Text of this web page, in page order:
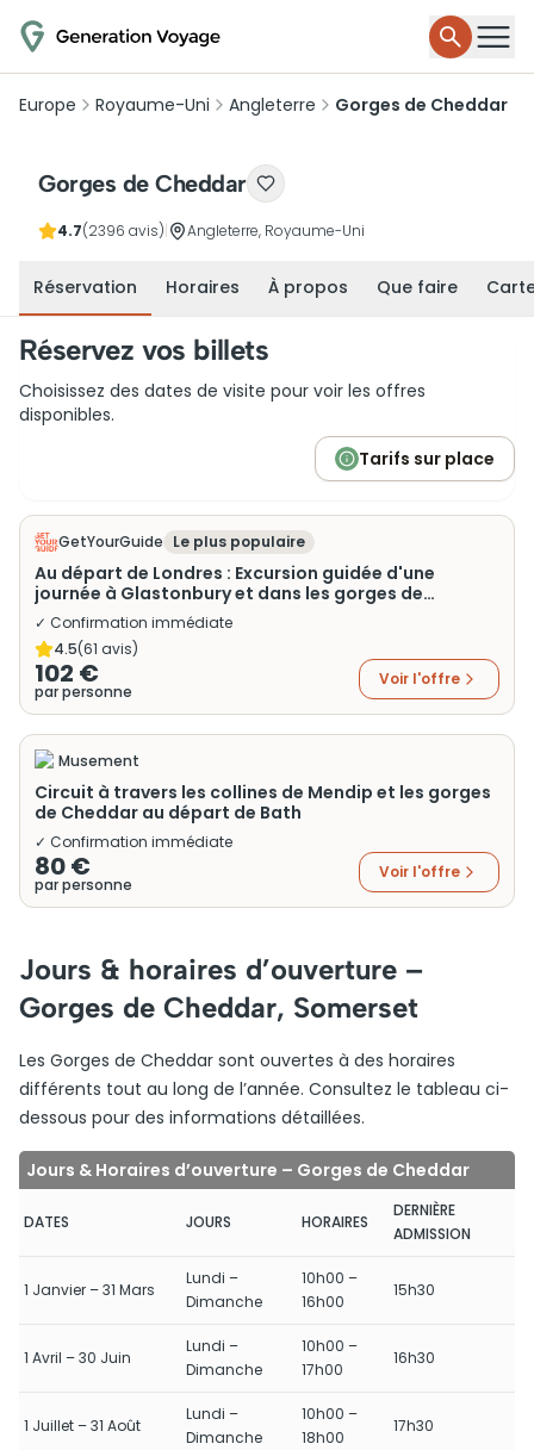
Europe Royaume-Uni Angleterre Gorges de Cheddar
Gorges de Cheddar
4.7(2396 avis) Angleterre, Royaume-Uni
Réservation Horaires À propos Que faire
Réservez vos billets
Choisissez des dates de visite pour voir les offres
disponibles.
Tarifs sur place
GetYourGuide Le plus populaire
Au départ de Londres : Excursion guidée d'une
journée à Glastonbury et dans les gorges de
Cheddar
✓ Confirmation immédiate
4.5(61 avis)
102 €
par personne
Voir l'offre
Musement
Circuit à travers les collines de Mendip et les gorges
de Cheddar au départ de Bath
✓ Confirmation immédiate
80 €
par personne
Voir l'offre
Jours & horaires d’ouverture –
Gorges de Cheddar, Somerset
Les Gorges de Cheddar sont ouvertes à des horaires
différents tout au long de l’année. Consultez le tableau ci-
dessous pour des informations détaillées.
Jours & Horaires d’ouverture – Gorges de Cheddar
DATES JOURS HORAIRES
DERNIÈRE
ADMISSION
1 Janvier – 31 Mars
Lundi –
Dimanche
10h00 –
16h00
15h30
1 Avril – 30 Juin
Lundi –
Dimanche
10h00 –
17h00
16h30
1 Juillet – 31 Août
Lundi –
Dimanche
10h00 –
18h00
17h30